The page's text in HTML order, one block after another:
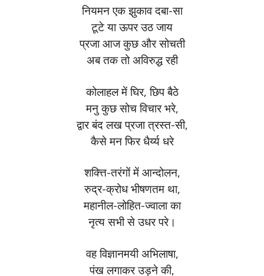
नियमन एक झुकाव दबा-सा
टूटे या ऊपर उठ जाय
प्रजा आज कुछ और सोचती
अब तक तो अविरुद्ध रही
कोलाहल में घिर, छिप बैठे
मनु कुछ सोच विचार भरे,
द्वार बंद लख प्रजा त्रस्त-सी,
कैसे मन फिर धैर्य्य धरे
शक्त्ति-तरंगों में आन्दोलन,
रुद्र-क्रोध भीषणतम था,
महानील-लोहित-ज्वाला का
नृत्य सभी से उधर परे।
वह विज्ञानमयी अभिलाषा,
पंख लगाकर उड़ने की,